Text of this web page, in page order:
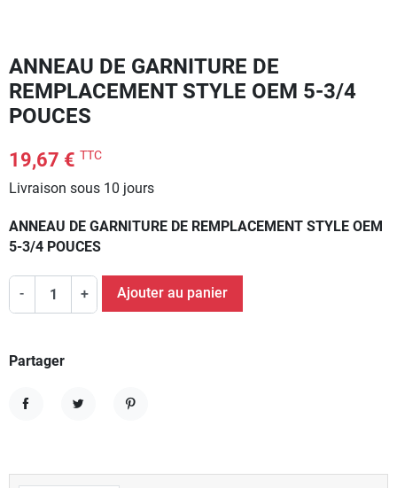
ANNEAU DE GARNITURE DE
REMPLACEMENT STYLE OEM 5-3/4
POUCES
19,67 € TTC
Livraison sous 10 jours
ANNEAU DE GARNITURE DE REMPLACEMENT STYLE OEM
5-3/4 POUCES
- + Ajouter au panier
Partager